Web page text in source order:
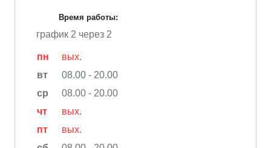
Время работы:
график 2 через 2
пн
вых.
вт
08.00 - 20.00
ср
08.00 - 20.00
чт
вых.
пт
вых.